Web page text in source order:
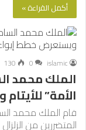
أكمل القراءة »
islamic
0
130
الملك محمد
الأمة”
قام الملك محمد
المتضررين من